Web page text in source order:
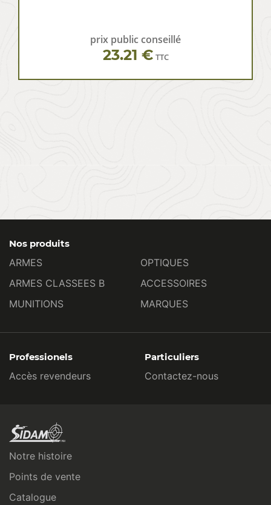
prix public conseillé
23.21 € TTC
Nos produits
ARMES
ARMES CLASSEES B
MUNITIONS
OPTIQUES
ACCESSOIRES
MARQUES
Professionels
Accès revendeurs
Particuliers
Contactez-nous
Notre histoire
Points de vente
Catalogue